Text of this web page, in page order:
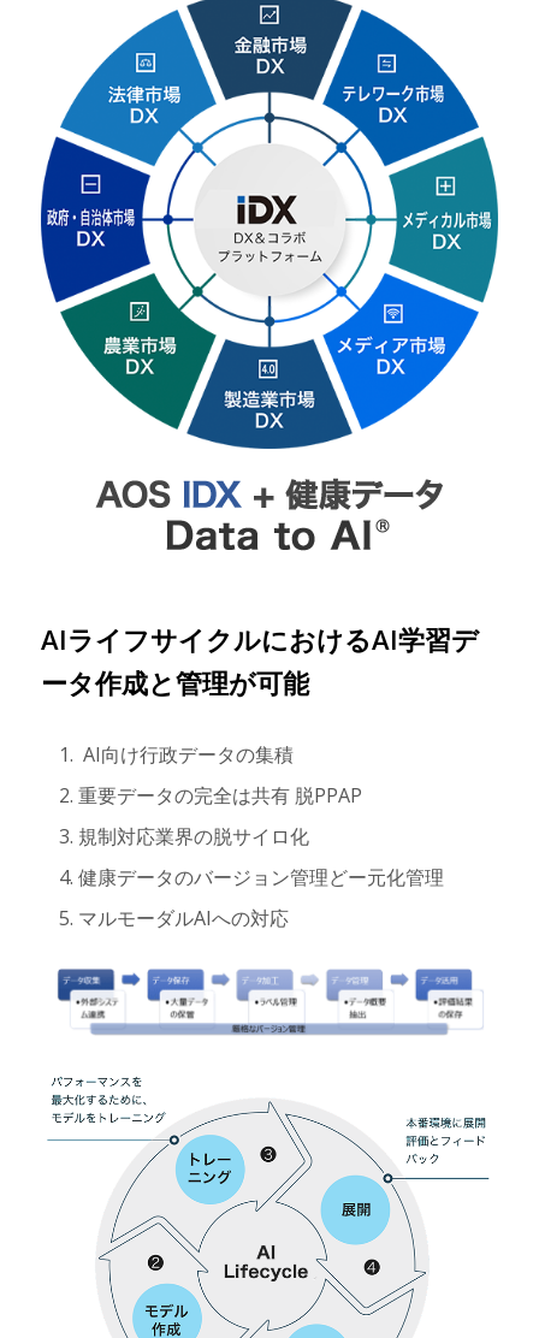
AIライフサイクルにおけるAI学習デ
ータ作成と管理が可能
AI向け行政データの集積
重要データの完全は共有 脱PPAP
規制対応業界の脱サイロ化
健康データのバージョン管理どー元化管理
マルモーダルAIへの対応